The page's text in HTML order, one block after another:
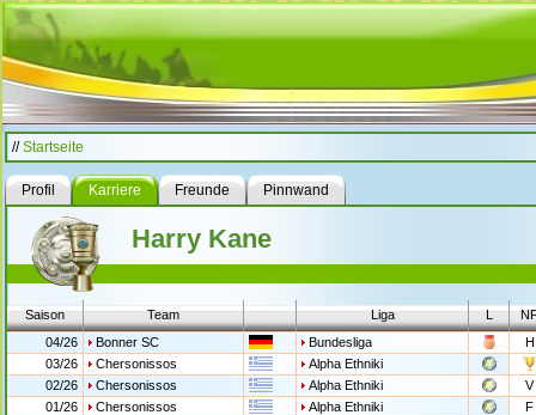
//Startseite
Profil Karriere Freunde Pinnwand
Harry Kane
Saison Team Liga L
04/26
Bonner SC Bundesliga
H
03/26
Chersonissos
Alpha Ethniki
02/26
Chersonissos Alpha Ethniki
V
01/26
Chersonissos Alpha Ethniki
F